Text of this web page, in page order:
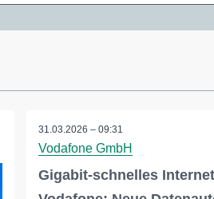
31.03.2026 – 09:31
Vodafone GmbH
Gigabit-schnelles